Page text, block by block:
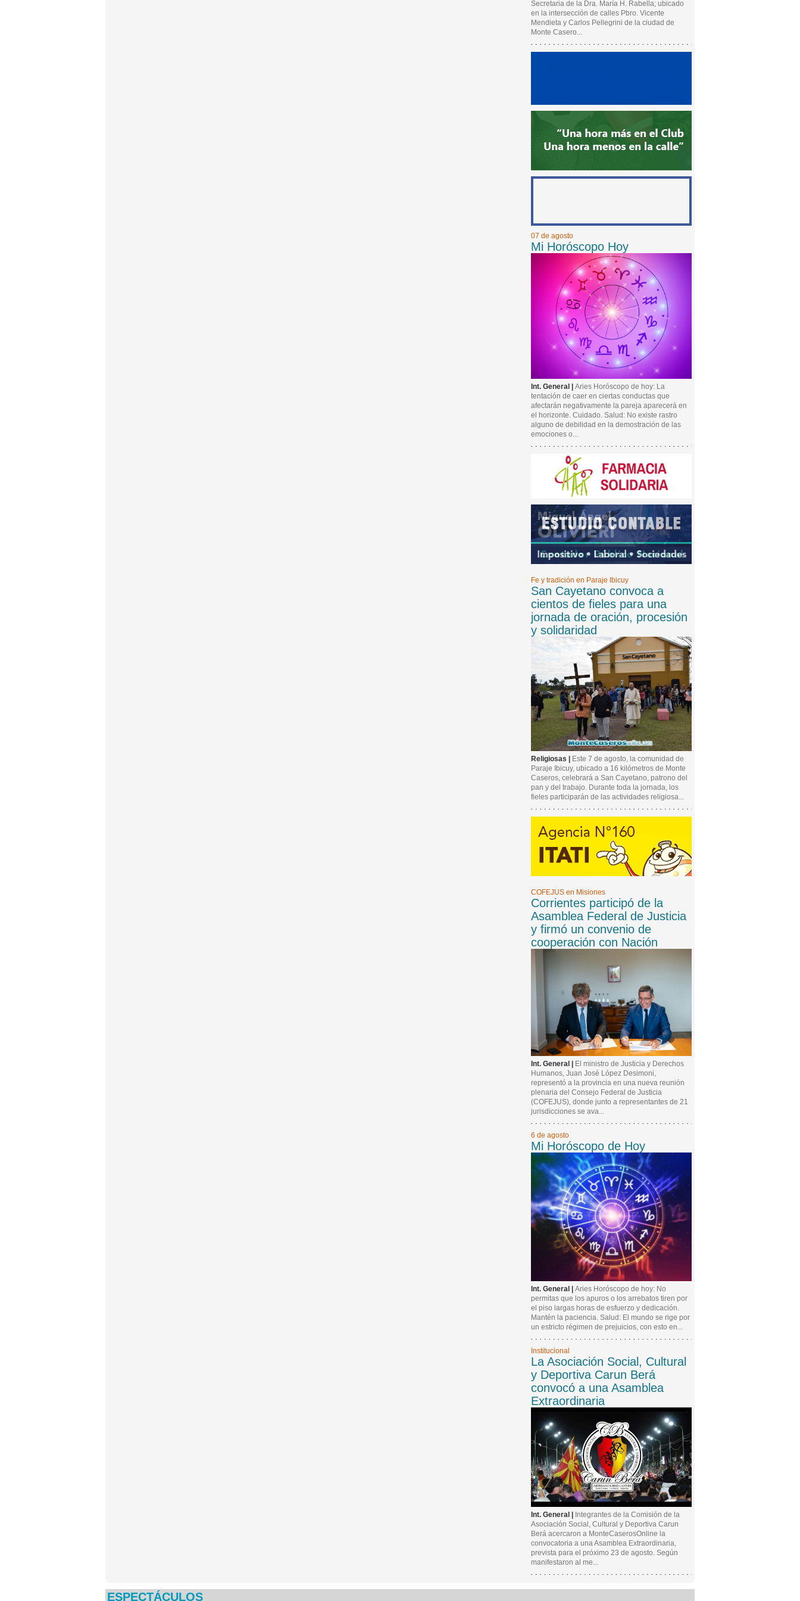
Secretaria de la Dra. María H. Rabella; ubicado
en la intersección de calles Pbro. Vicente
Mendieta y Carlos Pellegrini de la ciudad de
Monte Casero...
07 de agosto
Mi Horóscopo Hoy
Int. General | Aries Horóscopo de hoy: La
tentación de caer en ciertas conductas que
afectarán negativamente la pareja aparecerá en
el horizonte. Cuidado. Salud: No existe rastro
alguno de debilidad en la demostración de las
emociones o...
Fe y tradición en Paraje Ibicuy
San Cayetano convoca a
cientos de fieles para una
jornada de oración, procesión
y solidaridad
Religiosas |
Este 7 de agosto, la comunidad de
Paraje Ibicuy, ubicado a 16 kilómetros de Monte
Caseros, celebrará a San Cayetano, patrono del
pan y del trabajo. Durante toda la jornada, los
fieles participarán de las actividades religiosa...
COFEJUS en Misiones
Corrientes participó de la
Asamblea Federal de Justicia
y firmó un convenio de
cooperación con Nación
Int. General |
El ministro de Justicia y Derechos
Humanos, Juan José López Desimoni,
representó a la provincia en una nueva reunión
plenaria del Consejo Federal de Justicia
(COFEJUS), donde junto a representantes de 21
jurisdicciones se ava...
6 de agosto
Mi Horóscopo de Hoy
Int. General | Aries Horóscopo de hoy: No
permitas que los apuros o los arrebatos tiren por
el piso largas horas de esfuerzo y dedicación.
Mantén la paciencia. Salud: El mundo se rige por
un estricto régimen de prejuicios, con esto en...
Institucional
La Asociación Social, Cultural
y Deportiva Carun Berá
convocó a una Asamblea
Extraordinaria
Int. General |
Integrantes de la Comisión de la
Asociación Social, Cultural y Deportiva Carun
Berá acercaron a MonteCaserosOnline la
convocatoria a una Asamblea Extraordinaria,
prevista para el próximo 23 de agosto. Según
manifestaron al me...
ESPECTÁCULOS